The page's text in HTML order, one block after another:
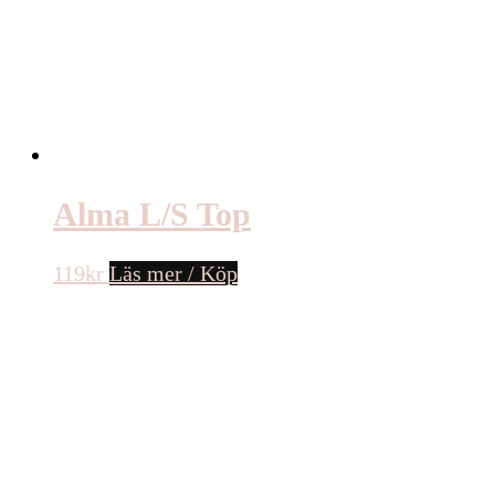
Alma L/S Top
119kr Läs mer / Köp